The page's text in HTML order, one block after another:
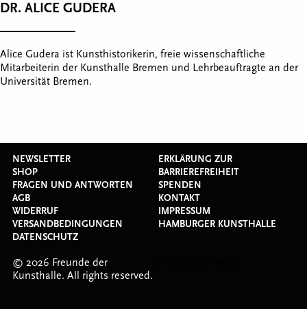
DR. ALICE GUDERA
Alice Gudera ist Kunsthistorikerin, freie wissenschaftliche
Mitarbeiterin der Kunsthalle Bremen und Lehrbeauftragte an der
Universität Bremen.
© 2026 Freunde der
Kunsthalle. All rights reserved.
NEWSLETTER
SHOP
FRAGEN UND ANTWORTEN
AGB
WIDERRUF
VERSANDBEDINGUNGEN
DATENSCHUTZ
ERKLÄRUNG ZUR
BARRIEREFREIHEIT
SPENDEN
KONTAKT
IMPRESSUM
HAMBURGER KUNSTHALLE